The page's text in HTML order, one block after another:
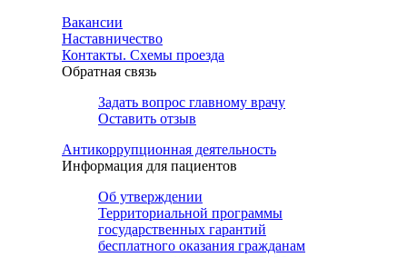
Вакансии
Наставничество
Контакты. Схемы проезда
Обратная связь
Задать вопрос главному врачу
Оставить отзыв
Антикоррупционная деятельность
Информация для пациентов
Об утверждении
Территориальной программы
государственных гарантий
бесплатного оказания гражданам